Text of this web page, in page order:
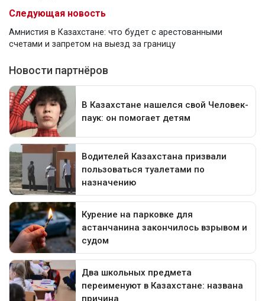
Следующая новость
Амнистия в Казахстане: что будет с арестованными
счетами и запретом на выезд за границу